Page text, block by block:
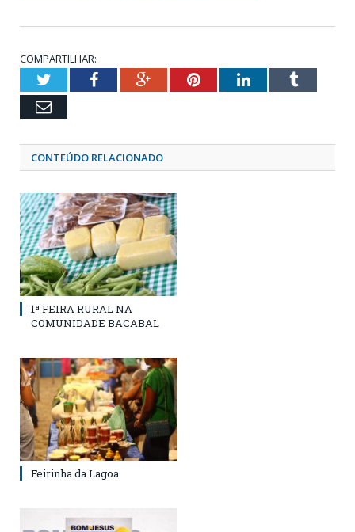
COMPARTILHAR:
TwitterFacebookGoogle+PinterestLinkedInTumblr
Email
CONTEÚDO RELACIONADO
1ª FEIRA RURAL NA
COMUNIDADE BACABAL
Feirinha da Lagoa